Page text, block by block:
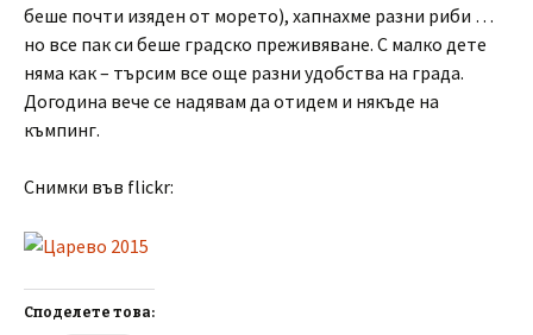
беше почти изяден от морето), хапнахме разни риби …
но все пак си беше градско преживяване. С малко дете
няма как – търсим все още разни удобства на града.
Догодина вече се надявам да отидем и някъде на
къмпинг.
Снимки във flickr:
Споделете това: